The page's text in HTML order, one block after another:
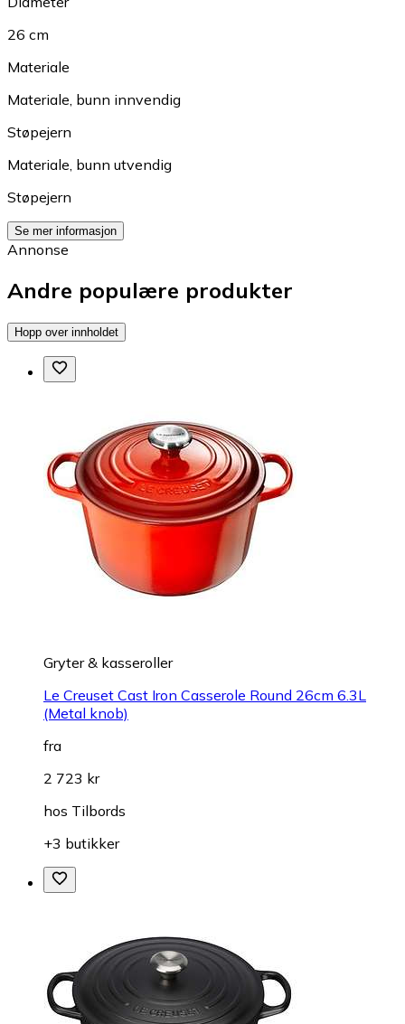
26 cm
Materiale
Materiale, bunn innvendig
Støpejern
Materiale, bunn utvendig
Støpejern
Se mer informasjon
Annonse
Andre populære produkter
Hopp over innholdet
Gryter & kasseroller
Le Creuset Cast Iron Casserole Round 26cm 6.3L
(Metal knob)
fra
2 723 kr
hos Tilbords
+3 butikker